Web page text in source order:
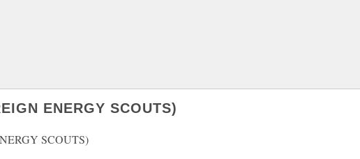
ENERGY SCOUTS)
SCOUTS)